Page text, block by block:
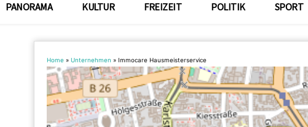
PANORAMA KULTUR FREIZEIT POLITIK SPORT
Home » Unternehmen » Immocare Hausmeisterservice